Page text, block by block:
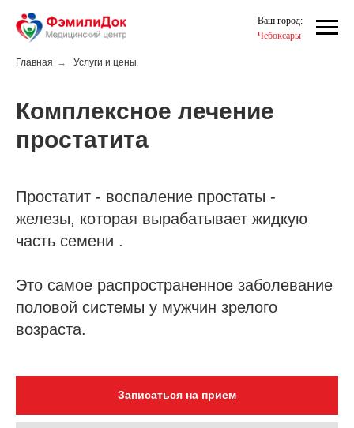
Ваш город:
Чебоксары
Главная → Услуги и цены
Комплексное лечение
простатита
Простатит - воспаление простаты -
железы, которая вырабатывает жидкую
часть семени .
Это самое распространенное заболевание
половой системы у мужчин зрелого
возраста.
Записаться на прием